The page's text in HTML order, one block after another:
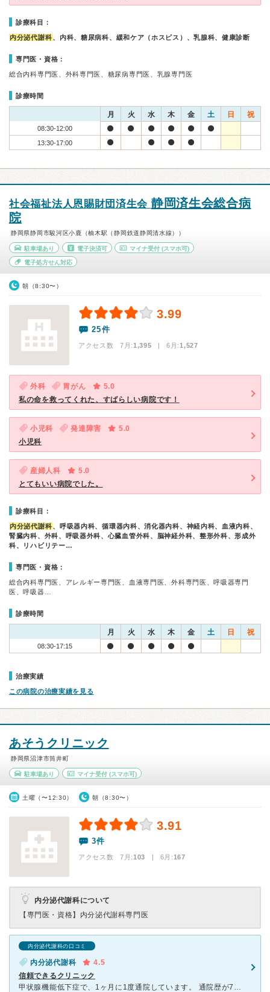
診療科目：
内分泌代謝科、内科、糖尿病科、緩和ケア（ホスピス）、乳腺科、健康診断
専門医・資格：
総合内科専門医、外科専門医、糖尿病専門医、乳腺専門医
診療時間
月 火 水 木 金 土 日 祝
08:30-12:00
13:30-17:00
社会福祉法人恩賜財団済生会 静岡済生会総合病
院
静岡県静岡市駿河区小鹿（柚木駅（静岡鉄道静岡清水線））
駐車場あり 電子決済可 マイナ受付 (スマホ可)
電子処方せん対応
朝（8:30〜）
3.99
25件
アクセス数 7月:1,395 | 6月:1,527
外科 胃がん
5.0
私の命を救ってくれた、すばらしい病院です！
小児科 発達障害
5.0
小児科
産婦人科
5.0
とてもいい病院でした。
診療科目：
内分泌代謝科、呼吸器内科、循環器内科、消化器内科、神経内科、血液内科、
腎臓内科、外科、呼吸器外科、心臓血管外科、脳神経外科、整形外科、形成外
科、リハビリテー…
専門医・資格：
総合内科専門医、アレルギー専門医、血液専門医、外科専門医、呼吸器専門
医、呼吸器…
診療時間
月 火 水 木 金 土 日 祝
08:30-17:15
治療実績
この病院の治療実績を見る
あそうクリニック
静岡県沼津市筒井町
駐車場あり マイナ受付(スマホ可)
土曜（〜12:30） 朝（8:30〜）
3.91
3件
アクセス数 7月:103 | 6月:167
内分泌代謝科について
【専門医・資格】 内分泌代謝科専門医
内分泌代謝科の口コミ
内分泌代謝科
4.5
信頼できるクリニック
甲状腺機能低下症で、1ヶ月に1度通院しています。 通院歴が7年くらいになりますが、あそう先生、看護士さん、スタッフの方みんなとても親切です。予約制ですが土曜日は混んでいることが多いです。待ち時間があ